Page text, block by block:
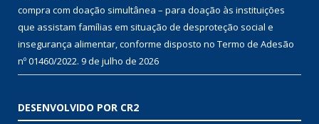
compra com doação simultânea – para doação às instituições
que assistam famílias em situação de desproteção social e
insegurança alimentar, conforme disposto no Termo de Adesão
nº 01460/2022. 9 de julho de 2026
DESENVOLVIDO POR CR2